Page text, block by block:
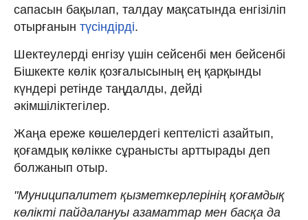
сапасын бақылап, талдау мақсатында енгізіліп
отырғанын түсіндірді.
Шектеулерді енгізу үшін сейсенбі мен бейсенбі
Бішкекте көлік қозғалысының ең қарқынды
күндері ретінде таңдалды, дейді
әкімшіліктегілер.
Жаңа ереже көшелердегі кептелісті азайтып,
қоғамдық көлікке сұранысты арттырады деп
болжанып отыр.
"Муниципалитет қызметкерлерінің қоғамдық
көлікті пайдалануы азаматтар мен басқа да